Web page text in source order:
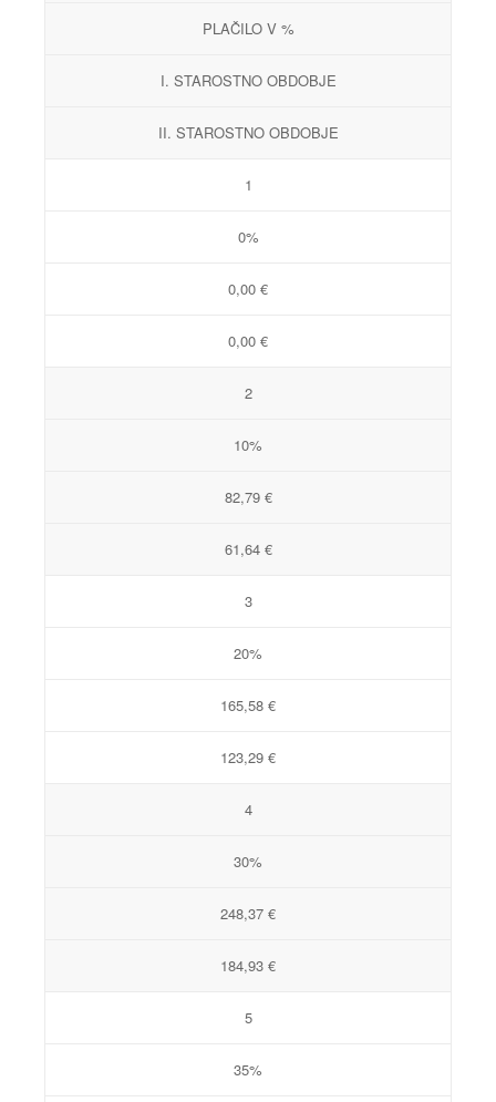
PLAČILO V %
I. STAROSTNO OBDOBJE
II. STAROSTNO OBDOBJE
1
0%
0,00 €
0,00 €
2
10%
82,79 €
61,64 €
3
20%
165,58 €
123,29 €
4
30%
248,37 €
184,93 €
5
35%